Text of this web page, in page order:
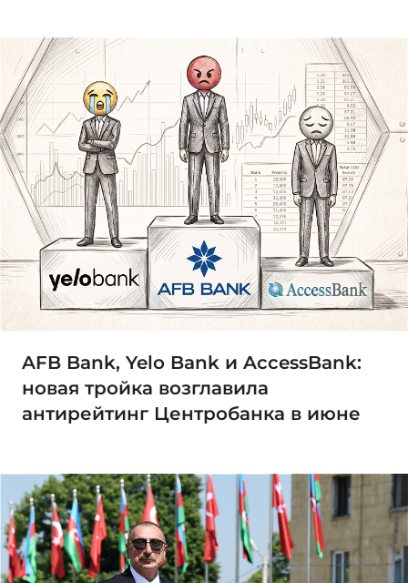
AFB Bank, Yelo Bank и AccessBank:
новая тройка возглавила
антирейтинг Центробанка в июне